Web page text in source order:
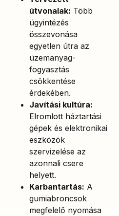
útvonalak: Több
ügyintézés
összevonása
egyetlen útra az
üzemanyag-
fogyasztás
csökkentése
érdekében.
Javítási kultúra:
Elromlott háztartási
gépek és elektronikai
eszközök
szervizelése az
azonnali csere
helyett.
Karbantartás: A
gumiabroncsok
megfelelő nyomása